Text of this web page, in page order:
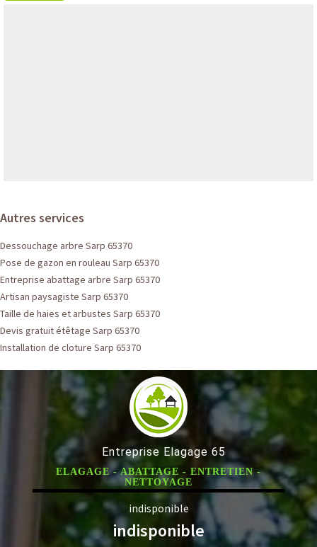
Autres services
Dessouchage arbre Sarp 65370
Pose de gazon en rouleau Sarp 65370
Entreprise abattage arbre Sarp 65370
Artisan paysagiste Sarp 65370
Taille de haies et arbustes Sarp 65370
Devis gratuit étêtage Sarp 65370
Installation de cloture Sarp 65370
Entreprise Elagage 65
ELAGAGE - ABATTAGE - ENTRETIEN -
NETTOYAGE
indisponible
indisponible